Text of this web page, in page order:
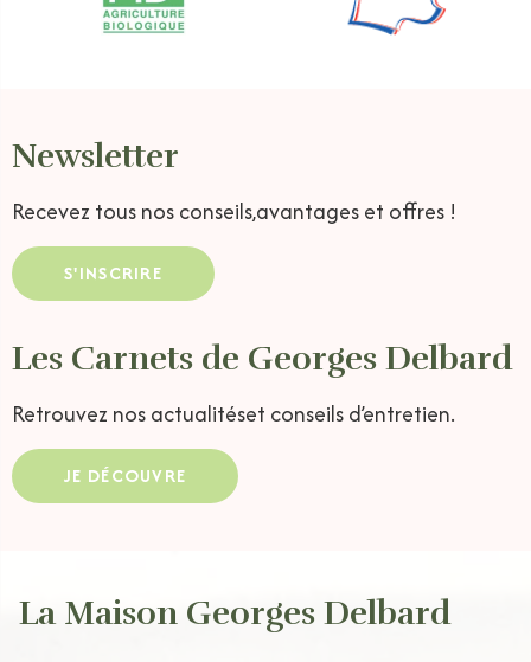
Newsletter
Recevez tous nos conseils,avantages et offres !
S'INSCRIRE
Les Carnets de Georges Delbard
Retrouvez nos actualitéset conseils d’entretien.
JE DÉCOUVRE
La Maison Georges Delbard